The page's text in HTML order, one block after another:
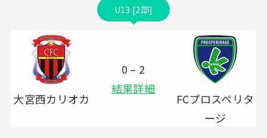
U13 [2部]
大宮西カリオカ
0 – 2
結果詳細
FCプロスペリタ
ージ